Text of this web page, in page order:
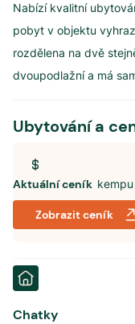
Nabízí kvalitní
pobyt v objektu
rozdělena na dvě
dvoupodlažní a má
Ubytování a
Aktuální ceník
Zobrazit ceník
Chatky